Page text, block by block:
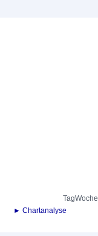
TagWoche
► Chartanalyse